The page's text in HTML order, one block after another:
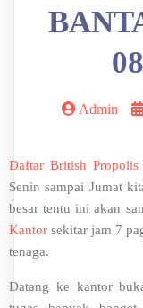
Admin
Daftar British Propolis
Senin sampai Jumat
besar tentu ini akan
Kantor sekitar jam 7
tenaga.
Datang ke kantor